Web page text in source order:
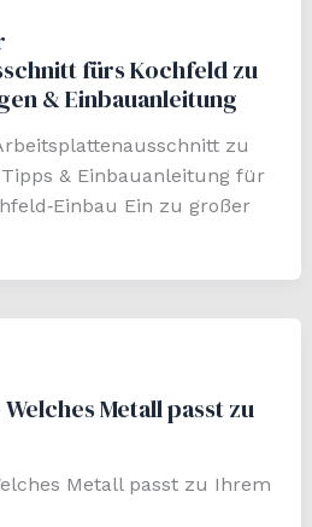
fürs Kochfeld zu
& Einbauanleitung
zu
& Einbauanleitung für
Ein zu großer
Metall passt zu
Metall passt zu Ihrem